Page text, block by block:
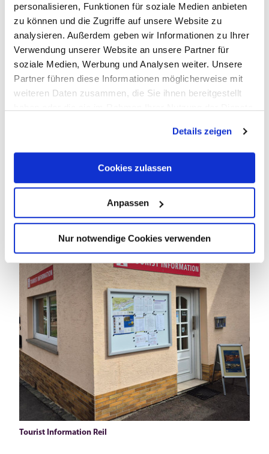
personalisieren, Funktionen für soziale Medien anbieten
zu können und die Zugriffe auf unsere Website zu
analysieren. Außerdem geben wir Informationen zu Ihrer
Verwendung unserer Website an unsere Partner für
soziale Medien, Werbung und Analysen weiter. Unsere
Partner führen diese Informationen möglicherweise mit
weiteren Daten zusammen, die Sie ihnen bereitgestellt
Details zeigen
Cookies zulassen
Anpassen
Nur notwendige Cookies verwenden
Tourist-Information Traben-
© Hegemanns Online Marketing
Tourist-Information Wolf
Tourist Information Reil